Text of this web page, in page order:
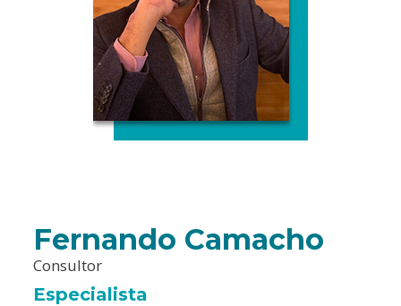
Fernando Camacho
Consultor
Especialista